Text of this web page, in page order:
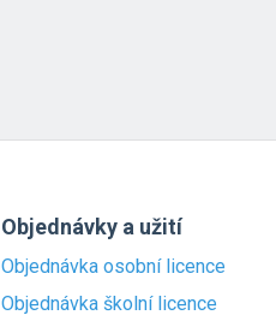
Objednávky a užití
Objednávka osobní licence
Objednávka školní licence